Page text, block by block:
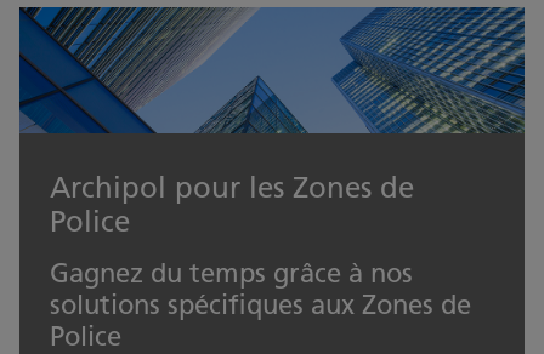
Archipol pour les Zones de
Police
Gagnez du temps grâce à nos
solutions spécifiques aux Zones de
Police